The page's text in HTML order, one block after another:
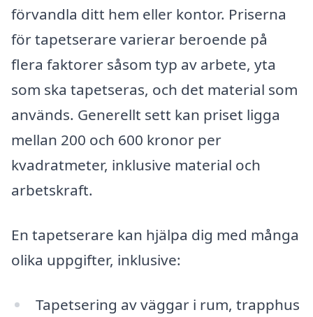
förvandla ditt hem eller kontor. Priserna
för tapetserare varierar beroende på
flera faktorer såsom typ av arbete, yta
som ska tapetseras, och det material som
används. Generellt sett kan priset ligga
mellan 200 och 600 kronor per
kvadratmeter, inklusive material och
arbetskraft.
En tapetserare kan hjälpa dig med många
olika uppgifter, inklusive:
Tapetsering av väggar i rum, trapphus